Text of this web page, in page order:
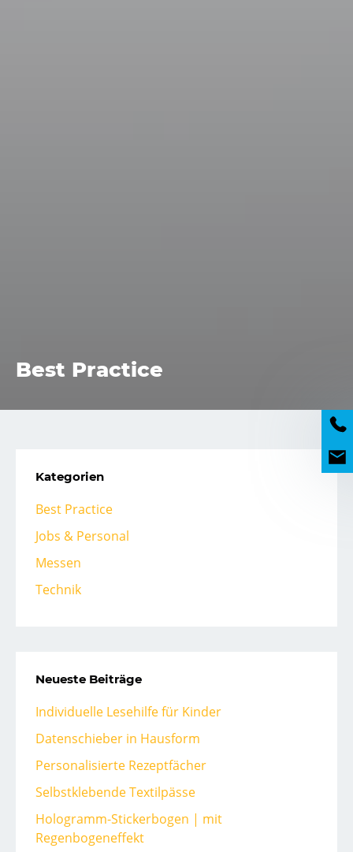
Best Practice
Kategorien
Best Practice
Jobs & Personal
Messen
Technik
Neueste Beiträge
Individuelle Lesehilfe für Kinder
Datenschieber in Hausform
Personalisierte Rezeptfächer
Selbstklebende Textilpässe
Hologramm-Stickerbogen | mit
Regenbogeneffekt